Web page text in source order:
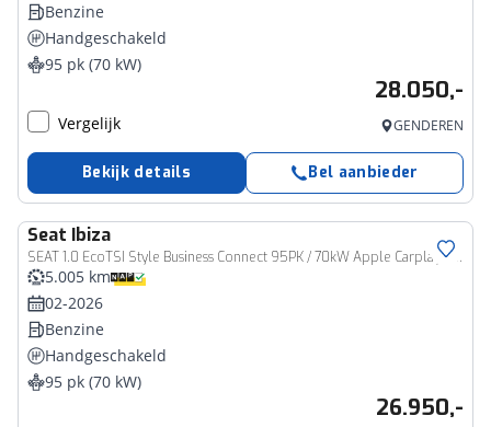
Benzine
Handgeschakeld
95 pk (70 kW)
28.050,-
Vergelijk GENDEREN
Bekijk details Bel aanbieder
Seat Ibiza
SEAT 1.0 EcoTSI Style Business Connect 95PK / 70kW Apple Carplay & Android Auto, cruise control, verwarmbare voorstoelen, parkeersensoren voor + achter, airco, volledig digitaal instrumentenpaneel, 16'' LMV 'Design'
5.005 km
02-2026
Benzine
Handgeschakeld
95 pk (70 kW)
26.950,-